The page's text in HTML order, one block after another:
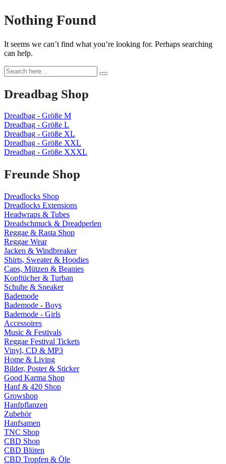
Skip
to
Nothing Found
It seems we can’t find what you’re looking for. Perhaps searching
can help.
Dreadbag Shop
Dreadbag - Größe M
Dreadbag - Größe L
Dreadbag - Größe XL
Dreadbag - Größe XXL
Dreadbag - Größe XXXL
Freunde Shop
Dreadlocks Shop
Dreadlocks Extensions
Headwraps & Tubes
Dreadschmuck & Dreadperlen
Reggae & Rasta Shop
Reggae Wear
Jacken & Windbreaker
Shirts, Sweater & Hoodies
Caps, Mützen & Beanies
Kopftücher & Turban
Schuhe & Sneaker
Bademode
Bademode - Boys
Bademode - Girls
Accessoires
Music & Festivals
Reggae Festival Tickets
Vinyl, CD & MP3
Home & Living
Bilder, Poster & Sticker
Good Karma Shop
Hanf & 420 Shop
Growshop
Hanfpflanzen
Zubehör
Hanfsamen
TNC Shop
CBD Shop
CBD Blüten
CBD Tropfen & Öle